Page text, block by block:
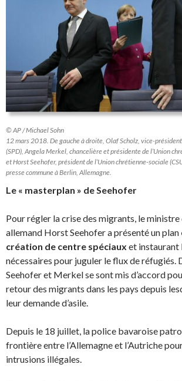
© AP / Michael Sohn
12 mars 2018. De gauche à droite, Olaf Scholz, vice-
(SPD), Angela Merkel, chancelière et présidente de l’Union
et Horst Seehofer, président de l’Union chrétienne-sociale
presse commune à Berlin, Allemagne.
Le « masterplan » de Seehofer
Pour régler la crise des migrants, le ministre
allemand Horst Seehofer a présenté un plan
création de centre spéciaux et instaurant
nécessaires pour juguler le flux de réfugiés.
Seehofer et Merkel se sont mis d’accord
retour des migrants dans les pays depuis
leur demande d’asile.
Depuis le 18 juillet, la police bavaroise
frontière entre l’Allemagne et l’Autriche
intrusions illégales.